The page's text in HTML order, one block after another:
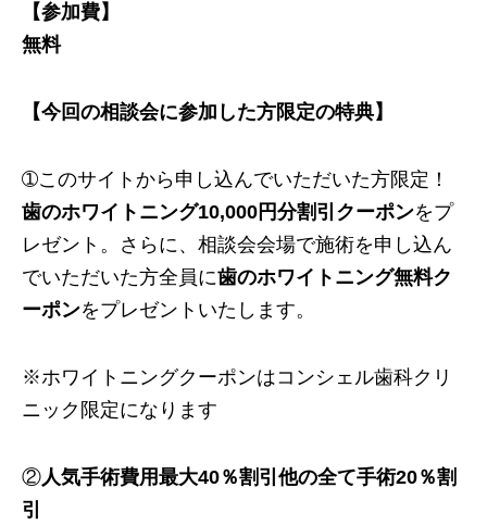
【参加費】
無料
【今回の相談会に参加した方限定の特典】
➀このサイトから申し込んでいただいた方限定！
歯のホワイトニング10,000円分割引クーポンをプ
レゼント。さらに、相談会会場で施術を申し込ん
でいただいた方全員に歯のホワイトニング無料ク
ーポンをプレゼントいたします。
※ホワイトニングクーポンはコンシェル歯科クリ
ニック限定になります
②人気手術費用最大40％割引他の全て手術20％割
引